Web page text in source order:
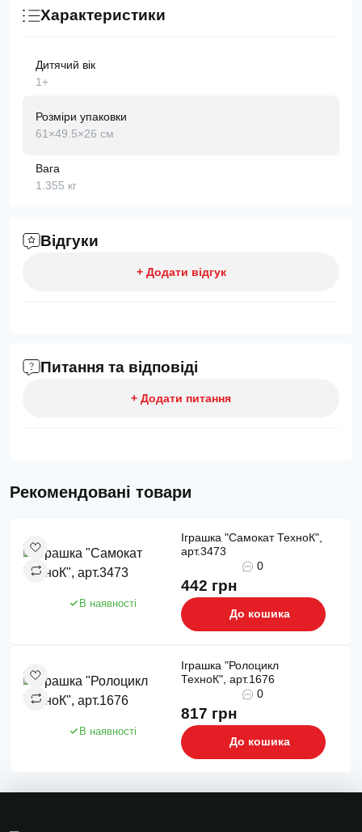
Характеристики
Дитячий вік
1+
Розміри упаковки
61×49.5×26 см
Вага
1.355 кг
Відгуки
+ Додати відгук
Питання та відповіді
+ Додати питання
Рекомендовані товари
В наявності
Іграшка "Самокат ТехноК",
арт.3473
0
442 грн
До кошика
В наявності
Іграшка "Ролоцикл
ТехноК", арт.1676
0
817 грн
До кошика